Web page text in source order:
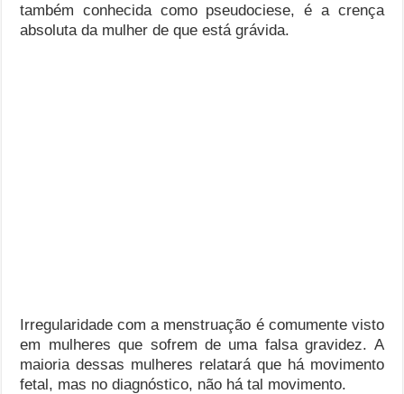
também conhecida como pseudociese, é a crença
absoluta da mulher de que está grávida.
Irregularidade com a menstruação é comumente visto
em mulheres que sofrem de uma falsa gravidez. A
maioria dessas mulheres relatará que há movimento
fetal, mas no diagnóstico, não há tal movimento.